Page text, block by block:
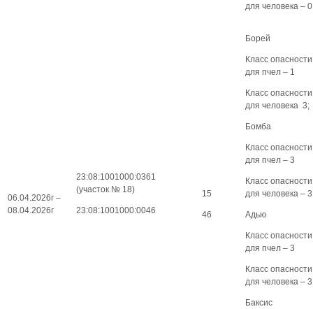
для человека –
06.04.2026г –
08.04.2026г
23:08:1001000:0361
(участок № 18)
23:08:1001000:0046
15
46
Борей
Класс опасности
для пчел – 1
Класс опасности
для человека 3;
Бомба
Класс опасности
для пчел – 3
Класс опасности
для человека –
Адью
Класс опасности
для пчел – 3
Класс опасности
для человека –
Баксис